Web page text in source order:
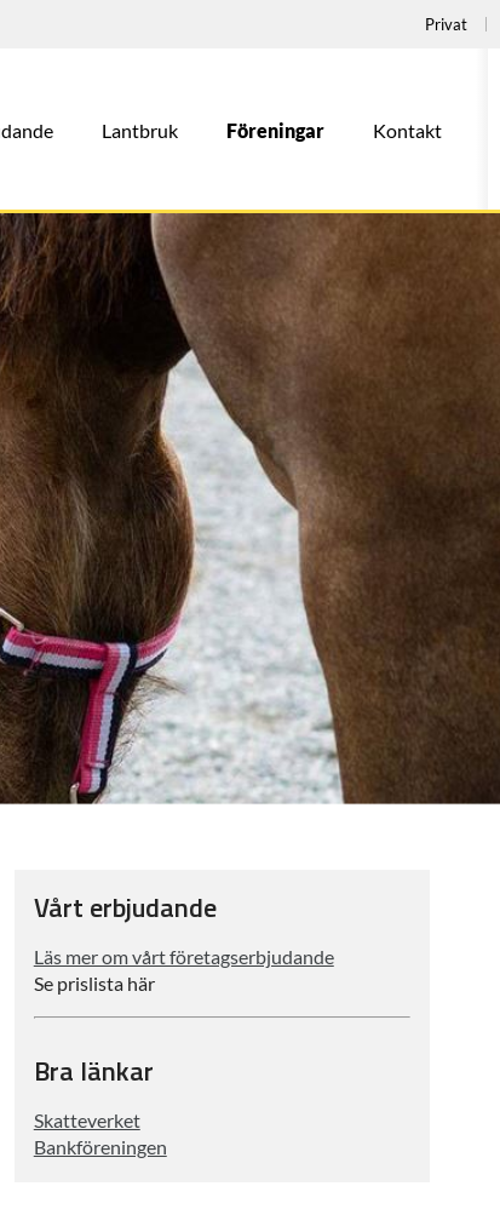
Privat
Lantbruk Föreningar Kontakt
Vårt erbjudande
Läs mer om vårt företagserbjudande
Se prislista här
Bra länkar
Skatteverket
Bankföreningen